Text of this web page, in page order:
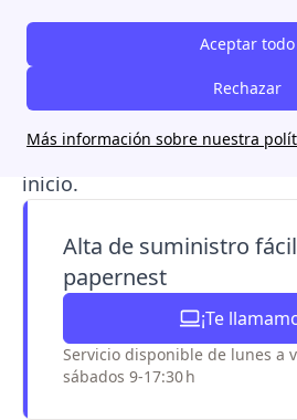
Aceptar todo
Rechazar
Más información sobre nuestra
El alta de la luzsuele tardar
hábiles
, con la
7 días una vez apruebe la
documentación completa y
inicio.
Alta de suministro
papernest
¡Te
Servicio disponible de lunes a
sábados 9-17:30 h